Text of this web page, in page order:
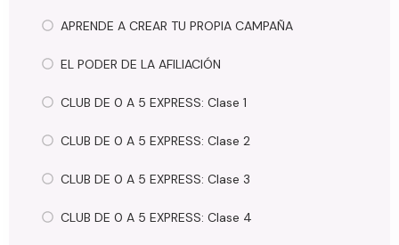
APRENDE A CREAR TU PROPIA CAMPAÑA
EL PODER DE LA AFILIACIÓN
CLUB DE 0 A 5 EXPRESS: Clase 1
CLUB DE 0 A 5 EXPRESS: Clase 2
CLUB DE 0 A 5 EXPRESS: Clase 3
CLUB DE 0 A 5 EXPRESS: Clase 4